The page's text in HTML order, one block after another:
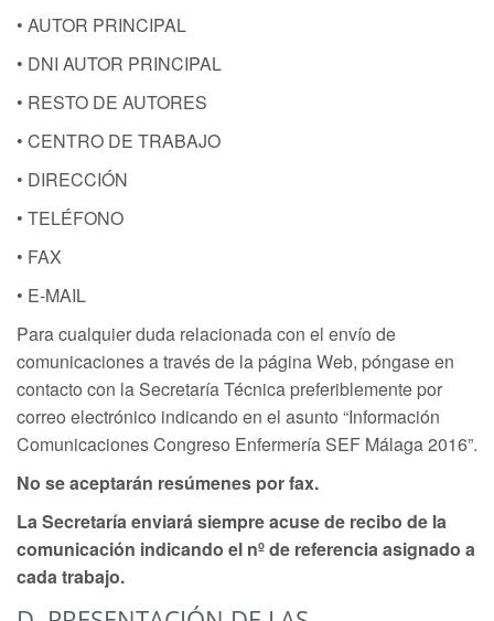
• AUTOR PRINCIPAL
• DNI AUTOR PRINCIPAL
• RESTO DE AUTORES
• CENTRO DE TRABAJO
• DIRECCIÓN
• TELÉFONO
• FAX
• E-MAIL
Para cualquier duda relacionada con el envío de
comunicaciones a través de la página Web, póngase en
contacto con la Secretaría Técnica preferiblemente por
correo electrónico indicando en el asunto “Información
Comunicaciones Congreso Enfermería SEF Málaga 2016”.
No se aceptarán resúmenes por fax.
La Secretaría enviará siempre acuse de recibo de la
comunicación indicando el nº de referencia asignado a
cada trabajo.